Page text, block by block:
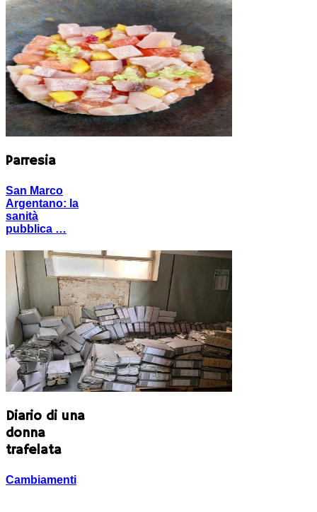
Parresia
San Marco
Argentano: la
sanità
pubblica …
Diario di una
donna
trafelata
Cambiamenti